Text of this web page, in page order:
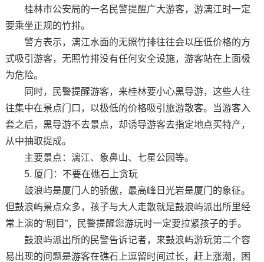
桂林市公安局的一名民警提醒广大游客，游漓江时一定
要乘坐正规的竹排。
警方表示，漓江水面的无照竹排往往会以压低价格的方
式吸引游客，无照竹排没有任何安全设施，游客站在上面极
为危险。
同时，民警提醒游客，来桂林要小心黑导游，这些人往
往集中在景点门口，以极低的价格吸引旅游散客。当游客入
套之后，黑导游不去景点，却诱导游客去指定地点买特产，
从中抽取提成。
主要景点：漓江、象鼻山、七星公园等。
5. 厦门：不要在礁石上贪玩
鼓浪屿是厦门人的骄傲，最高峰日光岩是厦门的象征。
但鼓浪屿景点众多，孩子与大人走散就是鼓浪屿派出所里经
常上演的“剧目”，民警提醒您游玩时一定要拉紧孩子的手。
鼓浪屿派出所的民警告诉记者，来鼓浪屿游玩第二个容
易出现的问题是游客在礁石上逗留时间过长，赶上涨潮，困